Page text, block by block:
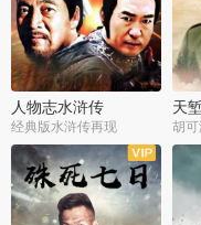
人物志水浒传
经典版水浒传再现
天
胡
全34集
全21